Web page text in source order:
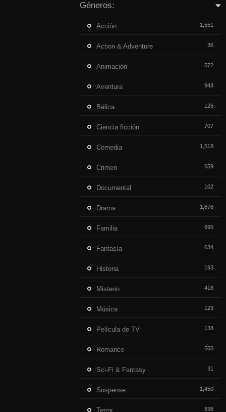
Géneros:
Acción 1,551
Action & Adventure 36
Animación 572
Aventura 948
Bélica 126
Ciencia ficción 707
Comedia 1,518
Crimen 659
Documental 102
Drama 1,878
Familia 695
Fantasía 634
Historia 193
Misterio 418
Música 123
Película de TV 138
Romance 565
Sci-Fi & Fantasy 31
Suspense 1,450
Terror 838